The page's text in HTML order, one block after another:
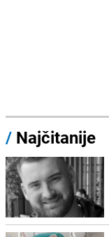
/ Najčitanije